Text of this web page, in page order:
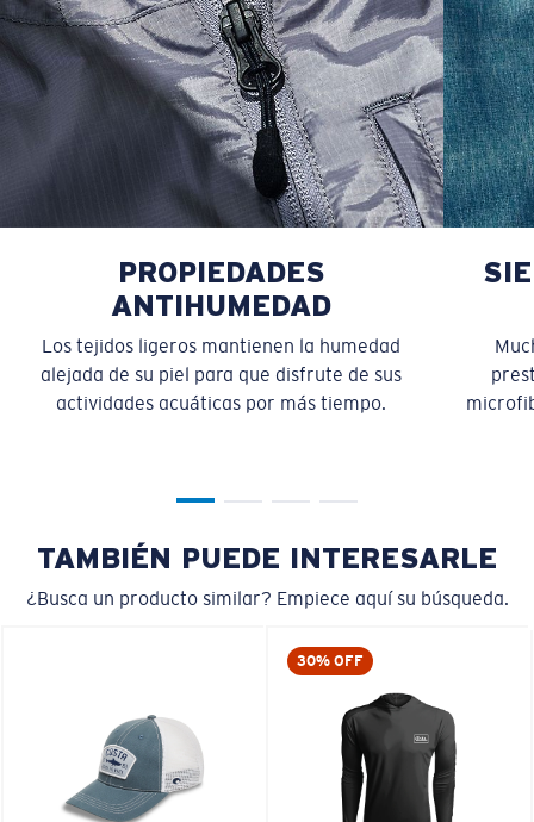
PROPIEDADES
ANTIHUMEDAD
Los tejidos ligeros mantienen la humedad
alejada de su piel para que disfrute de sus
actividades acuáticas por más tiempo.
TAMBIÉN PUEDE INTERESARLE
¿Busca un producto similar? Empiece aquí su búsqueda.
30% OFF